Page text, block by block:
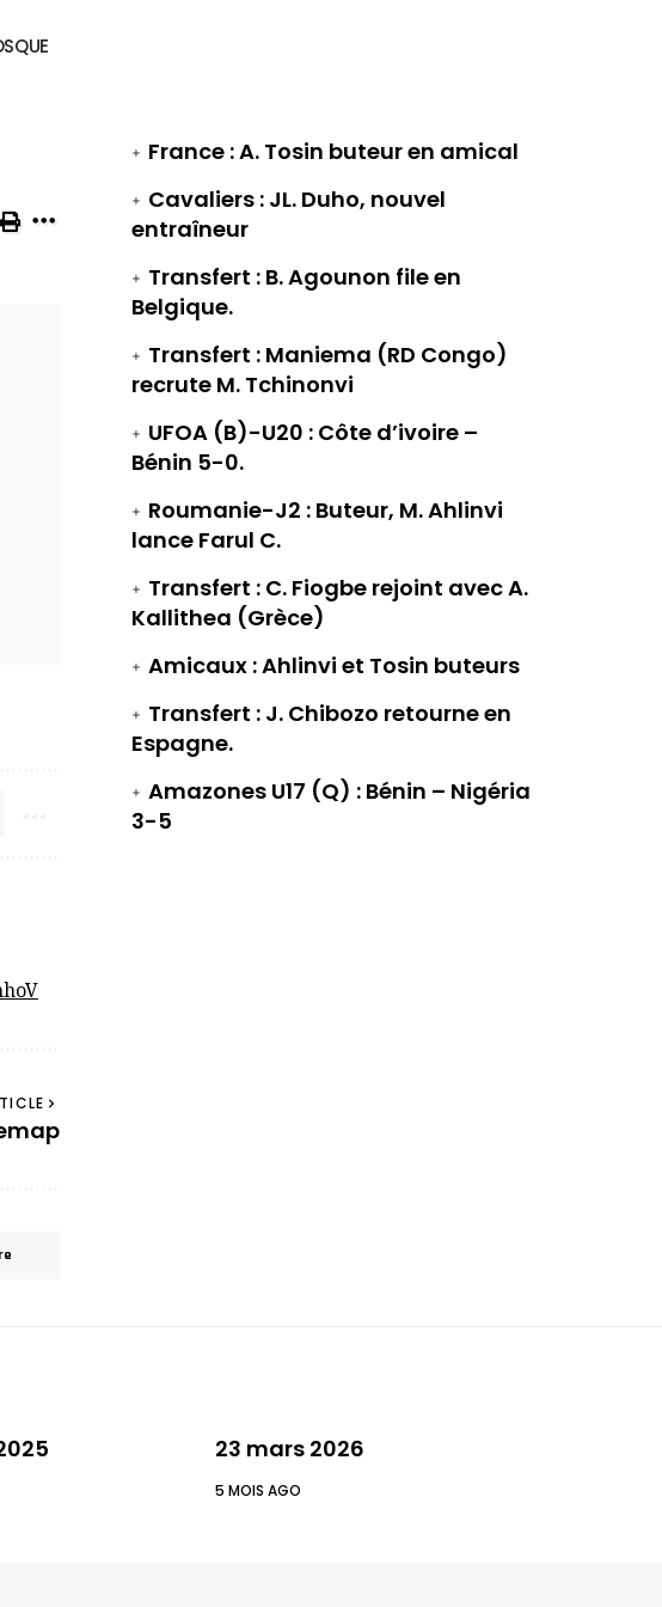
France : A. Tosin buteur en amical
Cavaliers : JL. Duho, nouvel
entraîneur
Transfert : B. Agounon file en
Belgique.
Transfert : Maniema (RD Congo)
recrute M. Tchinonvi
UFOA (B)-U20 : Côte d’ivoire –
Bénin 5-0.
Roumanie-J2 : Buteur, M. Ahlinvi
lance Farul C.
Transfert : C. Fiogbe rejoint avec A.
Kallithea (Grèce)
Amicaux : Ahlinvi et Tosin buteurs
Transfert : J. Chibozo retourne en
Espagne.
Amazones U17 (Q) : Bénin – Nigéria
3-5
23 mars 2026
5 MOIS AGO